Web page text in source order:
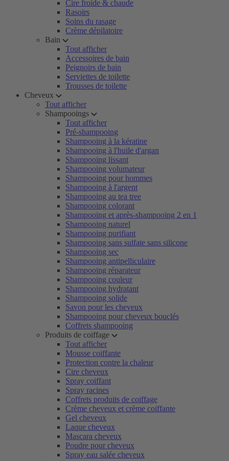
Cire froide & chaude
Rasoirs
Soins du rasage
Crème dépilatoire
Bain
Tout afficher
Accessoires de bain
Peignoirs de bain
Serviettes de toilette
Trousses de toilette
Cheveux
Tout afficher
Shampooings
Tout afficher
Pré-shampooing
Shampooing à la kératine
Shampooing à l'huile d'argan
Shampooing lissant
Shampooing volumateur
Shampooing pour hommes
Shampooing à l'argent
Shampooing au tea tree
Shampooing colorant
Shampooing et après-shampooing 2 en 1
Shampooing naturel
Shampooing purifiant
Shampooing sans sulfate sans silicone
Shampooing sec
Shampooing antipelliculaire
Shampooing réparateur
Shampooing couleur
Shampooing hydratant
Shampooing solide
Savon pour les cheveux
Shampooing pour cheveux bouclés
Coffrets shampooing
Produits de coiffage
Tout afficher
Mousse coiffante
Protection contre la chaleur
Cire cheveux
Spray coiffant
Spray racines
Coffrets produits de coiffage
Crème cheveux et crème coiffante
Gel cheveux
Laque cheveux
Mascara cheveux
Poudre pour cheveux
Spray eau salée cheveux